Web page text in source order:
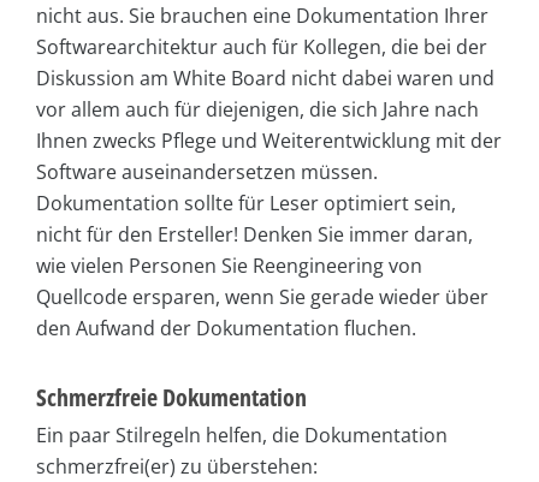
nicht aus. Sie brauchen eine Dokumentation Ihrer
Softwarearchitektur auch für Kollegen, die bei der
Diskussion am White Board nicht dabei waren und
vor allem auch für diejenigen, die sich Jahre nach
Ihnen zwecks Pflege und Weiterentwicklung mit der
Software auseinandersetzen müssen.
Dokumentation sollte für Leser optimiert sein,
nicht für den Ersteller! Denken Sie immer daran,
wie vielen Personen Sie Reengineering von
Quellcode ersparen, wenn Sie gerade wieder über
den Aufwand der Dokumentation fluchen.
Schmerzfreie Dokumentation
Ein paar Stilregeln helfen, die Dokumentation
schmerz­frei(er) zu überstehen: